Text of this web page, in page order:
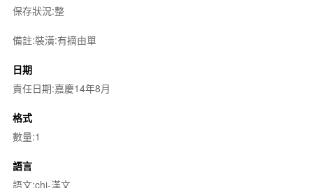
保存狀況:整
備註:裝潢:有摘由單
日期
責任日期:嘉慶14年8月
格式
數量:1
語言
語文:chi-漢文